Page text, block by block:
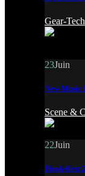
Gear-Tech
23Juin
New Music
Scene &
22Juin
Hook-first